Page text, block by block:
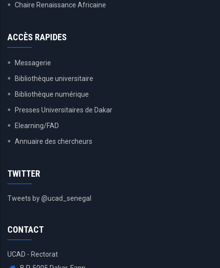
Chaire Renaissance Africaine
ACCÈS RAPIDES
Messagerie
Bibliothèque universitaire
Bibliothèque numérique
Presses Universitaires de Dakar
Elearning/FAD
Annuaire des chercheurs
TWITTER
Tweets by @ucad_senegal
CONTACT
UCAD - Rectorat